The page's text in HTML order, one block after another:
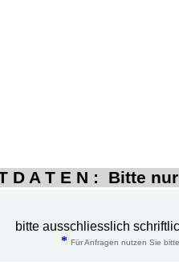
D A T E N : Bitte
bitte ausschliesslich
* Für Anfragen nutzen Sie